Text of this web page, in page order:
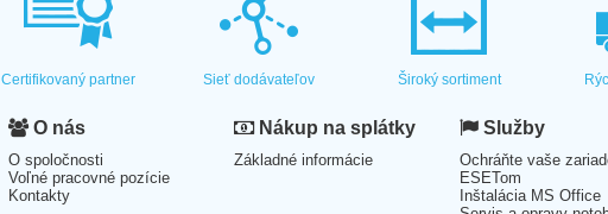
Certifikovaný partner Sieť dodávateľov Široký sortiment
O nás
O spoločnosti
Voľné pracovné pozície
Kontakty
Nákup na splátky
Základné informácie
Služby
Ochráňte vaše
ESETom
Inštalácia MS Office